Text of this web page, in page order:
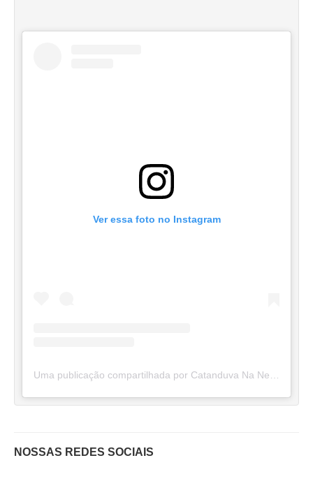
Ver essa foto no Instagram
NOSSAS REDES SOCIAIS